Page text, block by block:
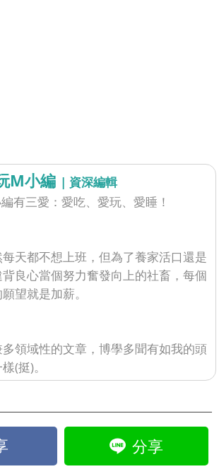
M小編 | 資深編輯
有三愛：愛吃、愛玩、愛睡！
天都不想上班，但為了養家活口還是
良心當個努力奮發向上的社畜，每個
望就是加薪。
領域性的文章，博學多聞有如我的頭
(挺)。
分享